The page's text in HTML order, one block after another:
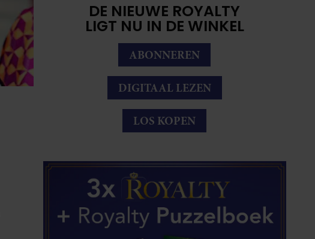
DE NIEUWE ROYALTY
LIGT NU IN DE WINKEL
ABONNEREN
DIGITAAL LEZEN
LOS KOPEN